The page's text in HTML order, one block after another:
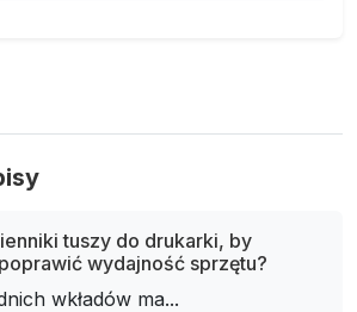
tuszy do drukarki, by
wydajność sprzętu?
wkładów ma...